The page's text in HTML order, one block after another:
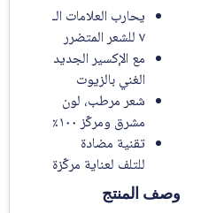
يحارب العلامات الـ
٧ للشعر المتضرر
مع الإكسير الجديد
الغني بالزيوت
شعر مرطب، لون
مشرق ومركّز ١٠٠٪
تقنية مضادة
للتلف لعناية مركّزة
وصف المنتج